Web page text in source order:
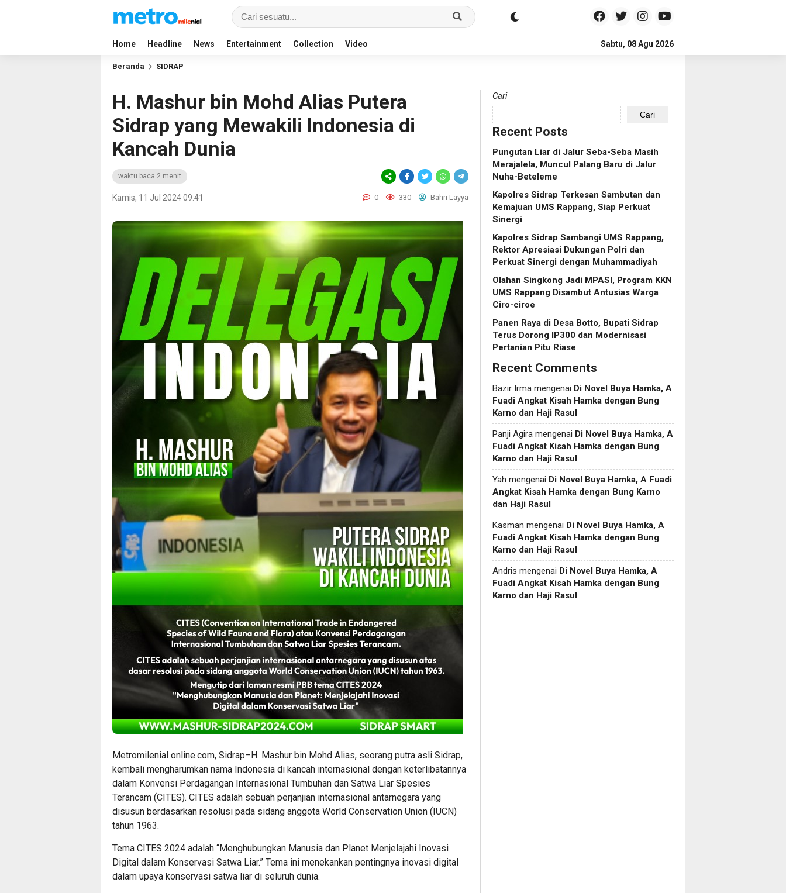
Home Headline News Entertainment Collection Video Sabtu, 08 Agu 2026
Beranda SIDRAP
H. Mashur bin Mohd Alias Putera
Sidrap yang Mewakili Indonesia di
Kancah Dunia
waktu baca 2 menit
Kamis, 11 Jul 2024 09:41 0 330 Bahri Layya
Metromilenial online.com, Sidrap–H. Mashur bin Mohd Alias, seorang putra asli Sidrap,
kembali mengharumkan nama Indonesia di kancah internasional dengan keterlibatannya
dalam Konvensi Perdagangan Internasional Tumbuhan dan Satwa Liar Spesies
Terancam (CITES). CITES adalah sebuah perjanjian internasional antarnegara yang
disusun berdasarkan resolusi pada sidang anggota World Conservation Union (IUCN)
tahun 1963.
Tema CITES 2024 adalah “Menghubungkan Manusia dan Planet Menjelajahi Inovasi
Digital dalam Konservasi Satwa Liar.” Tema ini menekankan pentingnya inovasi digital
dalam upaya konservasi satwa liar di seluruh dunia.
Cari
Cari
Recent Posts
Pungutan Liar di Jalur Seba-Seba Masih
Merajalela, Muncul Palang Baru di Jalur
Nuha-Beteleme
Kapolres Sidrap Terkesan Sambutan dan
Kemajuan UMS Rappang, Siap Perkuat
Sinergi
Kapolres Sidrap Sambangi UMS Rappang,
Rektor Apresiasi Dukungan Polri dan
Perkuat Sinergi dengan Muhammadiyah
Olahan Singkong Jadi MPASI, Program KKN
UMS Rappang Disambut Antusias Warga
Ciro-ciroe
Panen Raya di Desa Botto, Bupati Sidrap
Terus Dorong IP300 dan Modernisasi
Pertanian Pitu Riase
Recent Comments
Bazir Irma mengenai Di Novel Buya Hamka, A
Fuadi Angkat Kisah Hamka dengan Bung
Karno dan Haji Rasul
Panji Agira mengenai Di Novel Buya Hamka, A
Fuadi Angkat Kisah Hamka dengan Bung
Karno dan Haji Rasul
Yah mengenai Di Novel Buya Hamka, A Fuadi
Angkat Kisah Hamka dengan Bung Karno
dan Haji Rasul
Kasman mengenai Di Novel Buya Hamka, A
Fuadi Angkat Kisah Hamka dengan Bung
Karno dan Haji Rasul
Andris mengenai Di Novel Buya Hamka, A
Fuadi Angkat Kisah Hamka dengan Bung
Karno dan Haji Rasul